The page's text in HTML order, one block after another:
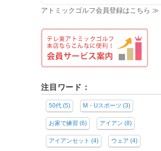
アトミックゴルフ会員登録はこちら ≫
注目ワード：
50代 (5) M・Uスポーツ (3)
お家で練習 (6) アイアン (8)
アイアンセット (4) ウェア (4)